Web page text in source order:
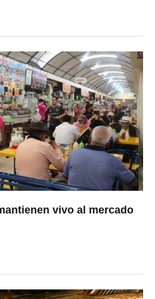
vivo al mercado